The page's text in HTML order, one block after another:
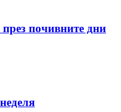
почивните дни